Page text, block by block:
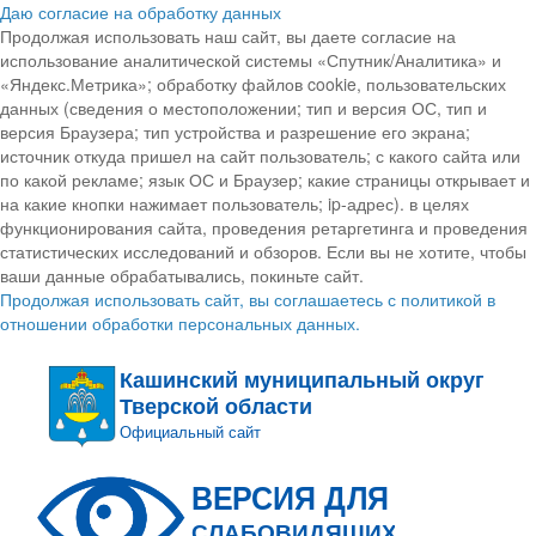
Даю согласие на обработку данных
Продолжая использовать наш сайт, вы даете согласие на
использование аналитической системы «Спутник/Аналитика» и
«Яндекс.Метрика»; обработку файлов cookie, пользовательских
данных (сведения о местоположении; тип и версия ОС, тип и
версия Браузера; тип устройства и разрешение его экрана;
источник откуда пришел на сайт пользователь; с какого сайта или
по какой рекламе; язык ОС и Браузер; какие страницы открывает и
на какие кнопки нажимает пользователь; ip-адрес). в целях
функционирования сайта, проведения ретаргетинга и проведения
статистических исследований и обзоров. Если вы не хотите, чтобы
ваши данные обрабатывались, покиньте сайт.
Продолжая использовать сайт, вы соглашаетесь с политикой в
отношении обработки персональных данных.